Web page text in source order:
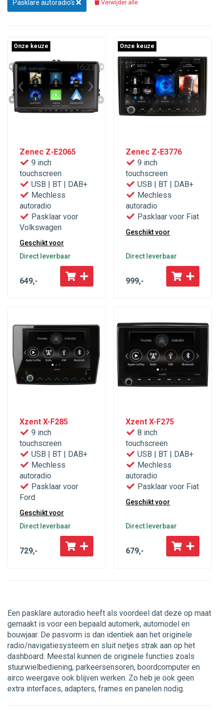
Pasklare autoradio's Verwijder alle
Onze keuze
Zenec Z-E2065
9 inch
touchscreen
USB | BT | DAB+
Mechless
autoradio
Pasklaar voor
Volkswagen
Geschikt voor
Direct leverbaar
649,-
Onze keuze
Zenec Z-E3776
9 inch
touchscreen
USB | BT | DAB+
Mechless
autoradio
Pasklaar voor Fiat
Geschikt voor
Direct leverbaar
999,-
Xzent X-F285
9 inch
touchscreen
USB | BT | DAB+
Mechless
autoradio
Pasklaar voor
Ford
Geschikt voor
Direct leverbaar
729,-
Xzent X-F275
8 inch
touchscreen
USB | BT | DAB+
Mechless
autoradio
Pasklaar voor Fiat
Geschikt voor
Direct leverbaar
679,-
Een pasklare autoradio heeft als voordeel dat deze op maat
gemaakt is voor een bepaald automerk, automodel en
bouwjaar. De pasvorm is dan identiek aan het originele
radio/navigatiesysteem en sluit netjes strak aan op het
dashboard. Meestal kunnen de originele functies zoals
stuurwielbediening, parkeersensoren, boordcomputer en
airco weergave ook blijven werken. Zo heb je ook geen
extra interfaces, adapters, frames en panelen nodig.